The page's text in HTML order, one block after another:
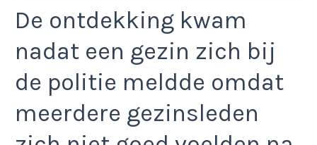
De ontdekking kwam
nadat een gezin zich bij
de politie meldde omdat
meerdere gezinsleden